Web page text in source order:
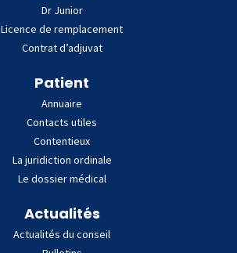
Dr Junior
Licence de remplacement
Contrat d’adjuvat
Patient
Annuaire
Contacts utiles
Contentieux
La juridiction ordinale
Le dossier médical
Actualités
Actualités du conseil